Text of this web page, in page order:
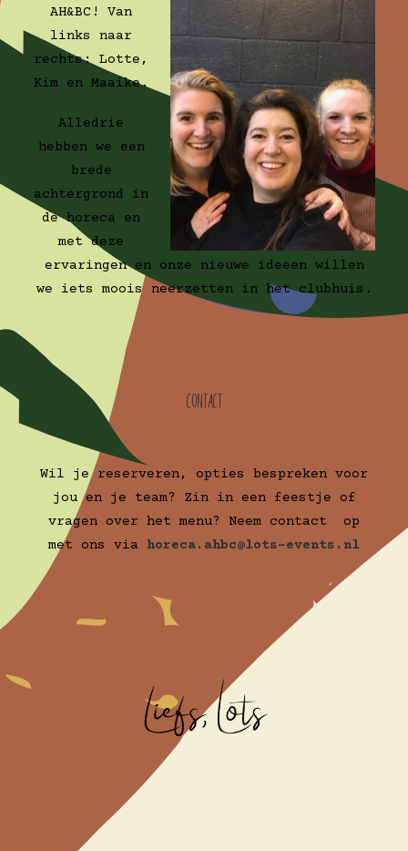
AH&BC! Van
links naar
rechts: Lotte,
Kim en Maaike.
Alledrie
hebben we een
brede
achtergrond in
de horeca en
met deze
ervaringen en onze nieuwe ideeen willen
we iets moois neerzetten in het clubhuis.
Contact
Wil je reserveren, opties bespreken voor
jou en je team? Zin in een feestje of
vragen over het menu? Neem contact op
met ons via horeca.ahbc@lots-events.nl